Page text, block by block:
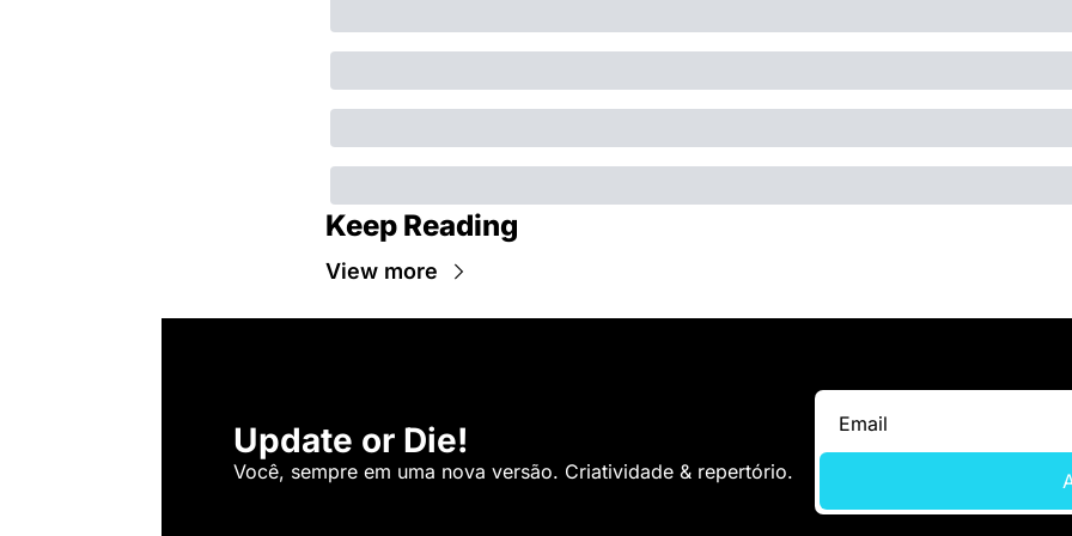
Keep Reading
View more
Update or Die!
Você, sempre em uma nova versão. Criatividade & repertório.